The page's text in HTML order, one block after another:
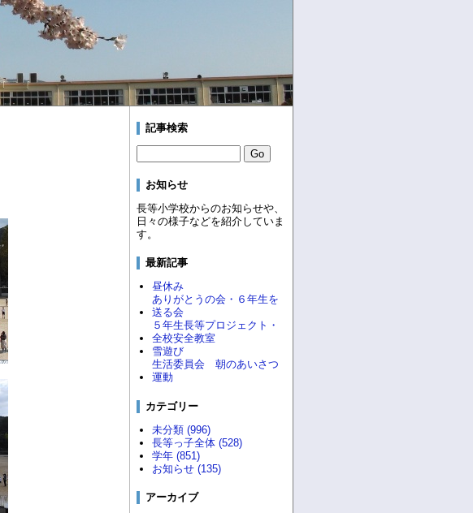
記事検索
お知らせ
長等小学校からのお知らせや、
日々の様子などを紹介していま
す。
最新記事
昼休み
ありがとうの会・６年生を
送る会
５年生長等プロジェクト・
全校安全教室
雪遊び
生活委員会 朝のあいさつ
運動
カテゴリー
未分類 (996)
長等っ子全体 (528)
学年 (851)
お知らせ (135)
アーカイブ